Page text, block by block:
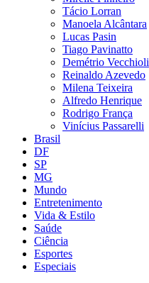
Tácio Lorran
Manoela Alcântara
Lucas Pasin
Tiago Pavinatto
Demétrio Vecchioli
Reinaldo Azevedo
Milena Teixeira
Alfredo Henrique
Rodrigo França
Vinícius Passarelli
Brasil
DF
SP
MG
Mundo
Entretenimento
Vida & Estilo
Saúde
Ciência
Esportes
Especiais